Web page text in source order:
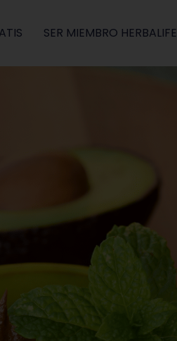
SER MIEMBRO HERBALIFE